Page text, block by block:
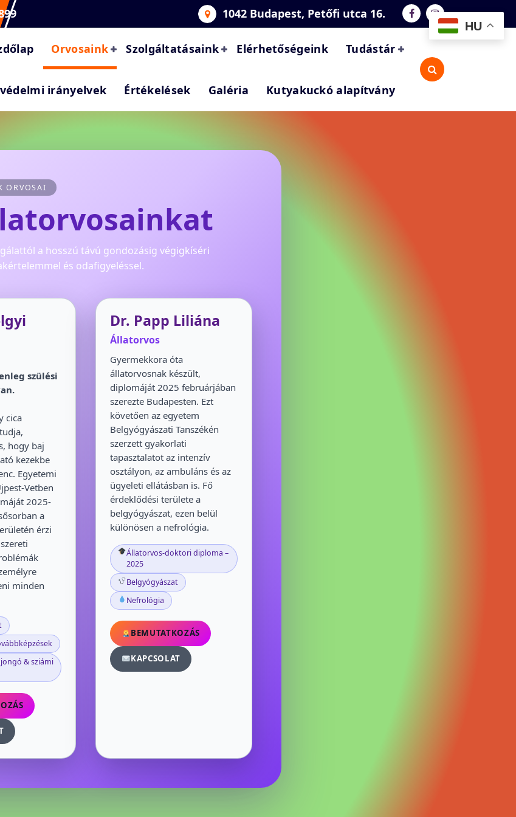
1042 Budapest, Petőfi utca 16.
Orvosaink Szolgáltatásaink Elérhetőségeink Tudástár
irányelvek Értékelések Galéria Kutyakuckó alapítvány
ORVOSAI
a hosszú távú gondozásig végigkíséri
és odafigyeléssel.
szülési
cica
hogy baj
kezekbe
Egyetemi
Vetben
2025-
a
érzi
minden
& sziámi
Dr. Papp Liliána
Állatorvos
Gyermekkora óta
állatorvosnak készült,
diplomáját 2025 februárjában
szerezte Budapesten. Ezt
követően az egyetem
Belgyógyászati Tanszékén
szerzett gyakorlati
tapasztalatot az intenzív
osztályon, az ambuláns és az
ügyeleti ellátásban is. Fő
érdeklődési területe a
belgyógyászat, ezen belül
különösen a nefrológia.
Állatorvos-doktori diploma –
2025
Belgyógyászat
Nefrológia
BEMUTATKOZÁS
KAPCSOLAT
HU